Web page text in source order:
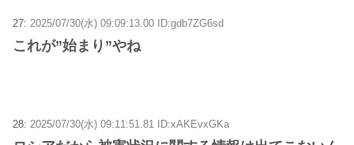
27: 2025/07/30(水) 09:09:13.00 ID:gdb7ZG6sd
これが”始まり”やね
28: 2025/07/30(水) 09:11:51.81 ID:xAKEvxGKa